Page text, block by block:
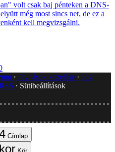
volt csak baj pénteken a DNS-
még most sincs net, de ez a
kell megvizsgálni.
Javítások kezelése
Jogi
Sütibeállítások
Címlap